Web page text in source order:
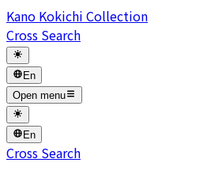
Kano Kokichi Collection
Cross Search
En
Open menu
En
Cross Search